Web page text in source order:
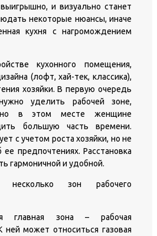
и визуально станет
некоторые нюансы, иначе
кухня с нагромождением
кухонного помещения,
(лофт, хай-тек, классика),
хозяйки. В первую очередь
уделить рабочей зоне,
в этом месте женщине
большую часть времени.
с учетом роста хозяйки, но не
предпочтениях. Расстановка
гармоничной и удобной.
зон рабочего
главная зона – рабочая
ней может относиться газовая